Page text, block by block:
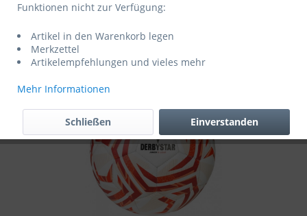
Trainingsball weiss-rot
Funktionen nicht zur Verfügung:
Artikel in den Warenkorb legen
Merkzettel
Artikelempfehlungen und vieles mehr
Mehr Informationen
Einverstanden
Schließen